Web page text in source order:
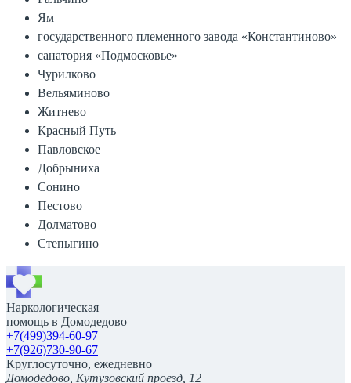
Ям
государственного племенного завода «Константиново»
санатория «Подмосковье»
Чурилково
Вельяминово
Житнево
Красный Путь
Павловское
Добрыниха
Сонино
Пестово
Долматово
Степыгино
Наркологическая
помощь в Домодедово
+7(499)394-60-97
+7(926)730-90-67
Круглосуточно, ежедневно
Домодедово, Кутузовский проезд, 12